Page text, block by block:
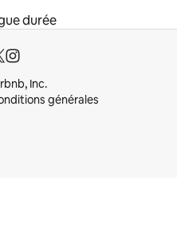
durée
Inc.
générales